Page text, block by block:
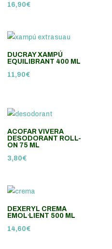
16,90€
DUCRAY XAMPÚ
EQUILIBRANT 400 ML
11,90€
ACOFAR VIVERA
DESODORANT ROLL-
ON 75 ML
3,80€
DEXERYL CREMA
EMOL·LIENT 500 ML
14,60€